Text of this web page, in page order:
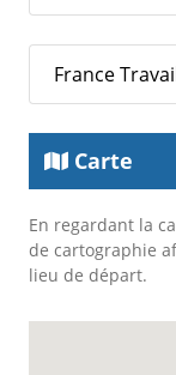
France
Carte
En regardant la
de cartographie
lieu de départ.